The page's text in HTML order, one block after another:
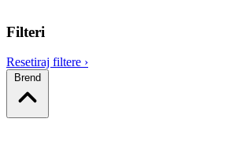
Filteri
Resetiraj filtere ›
Brend